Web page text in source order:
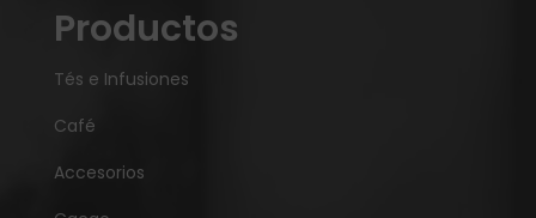
Productos
Tés e Infusiones
Café
Accesorios